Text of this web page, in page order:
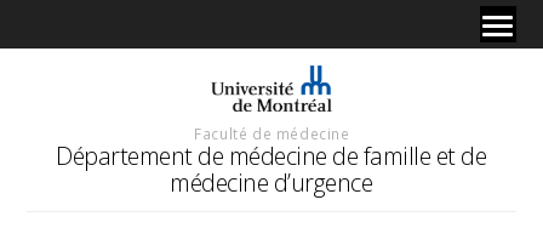
Faculté de médecine
Département de médecine de famille et de
médecine d’urgence